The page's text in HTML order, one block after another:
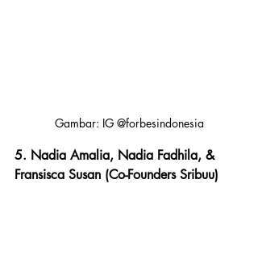
Gambar: IG @forbesindonesia
5. Nadia Amalia, Nadia Fadhila, &
Fransisca Susan (Co-Founders Sribuu)